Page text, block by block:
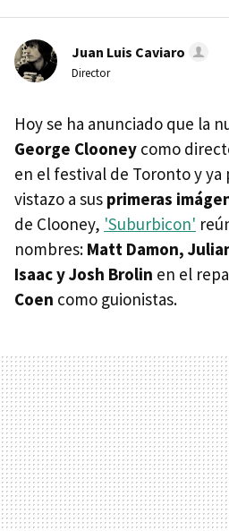
Juan Luis Caviaro
Director
Hoy se ha anunciado que la
George Clooney como
en el festival de Toronto y ya
vistazo a sus primeras
de Clooney, 'Suburbicon'
nombres: Matt Damon,
Isaac y Josh Brolin en el
Coen como guionistas.